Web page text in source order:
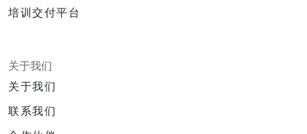
培训交付平台
关于我们
关于我们
联系我们